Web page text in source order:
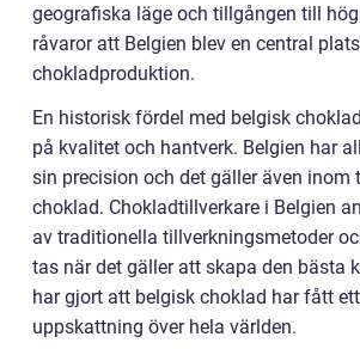
geografiska läge och tillgången till
råvaror att Belgien blev en central
chokladproduktion.
En historisk fördel med belgisk
på kvalitet och hantverk. Belgien har
sin precision och det gäller även inom
choklad. Chokladtillverkare i Belgien
av traditionella tillverkningsmetoder
tas när det gäller att skapa den bästa
har gjort att belgisk choklad har fått
uppskattning över hela världen.